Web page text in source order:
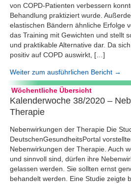
von COPD-Patienten verbessern
Behandlung praktiziert wurde.
elastischen Bändern ähnliche Erfolge
das Training mit Gewichten und stellt
und praktikable Alternative dar. Da
positiv auf COPD auswirkt, […]
Weiter zum ausführlichen Bericht →
Wöchentliche Übersicht
Kalenderwoche 38/2020 –
Therapie
Nebenwirkungen der Therapie Die
DeutschenGesundheitsPortal
Nebenwirkungen der Therapie. Auch
und sinnvoll sind, dürfen ihre
gelassen werden. Sie sollten ernst
behandelt werden. Eine Studie zeigte